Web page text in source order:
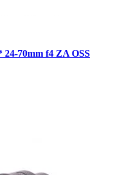
70mm f4 ZA OSS